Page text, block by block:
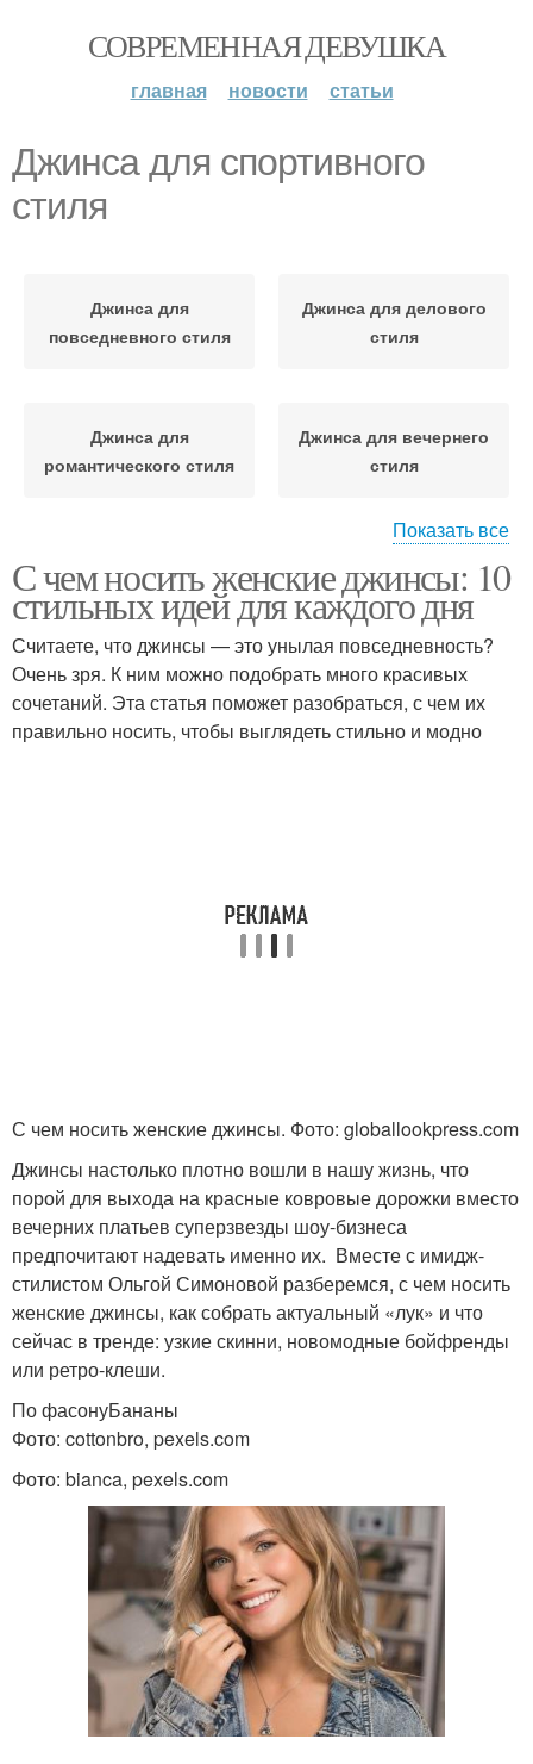
СОВРЕМЕННАЯ ДЕВУШКА
главная новости статьи
Джинса для спортивного
стиля
Джинса для
повседневного стиля
Джинса для делового
стиля
Джинса для
романтического стиля
Джинса для вечернего
стиля
Джинса для осени
повседневного стиля
Джинса на
официальное
мероприятие
Джинса с пиджаком
Показать все
С чем носить женские джинсы: 10
стильных идей для каждого дня
Считаете, что джинсы — это унылая повседневность?
Очень зря. К ним можно подобрать много красивых
сочетаний. Эта статья поможет разобраться, с чем их
правильно носить, чтобы выглядеть стильно и модно
С чем носить женские джинсы. Фото: globallookpress.com
Джинсы настолько плотно вошли в нашу жизнь, что
порой для выхода на красные ковровые дорожки вместо
вечерних платьев суперзвезды шоу-бизнеса
предпочитают надевать именно их. Вместе с имидж-
стилистом Ольгой Симоновой разберемся, с чем носить
женские джинсы, как собрать актуальный «лук» и что
сейчас в тренде: узкие скинни, новомодные бойфренды
или ретро-клеши.
По фасонуБананы
Фото: cottonbro, pexels.com
Фото: bianca, pexels.com